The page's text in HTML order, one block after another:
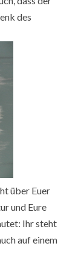
des
über Euer
und Eure
Ihr steht
auf einem